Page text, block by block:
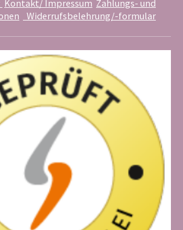
Kontakt/ Impressum Zahlungs- und
Widerrufsbelehrung/-formular